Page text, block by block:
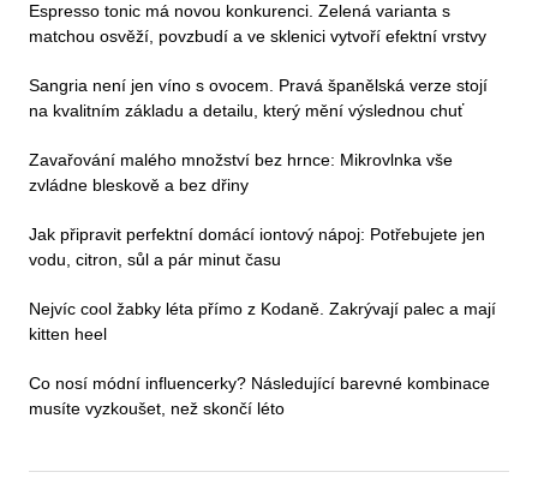
Espresso tonic má novou konkurenci. Zelená varianta s
matchou osvěží, povzbudí a ve sklenici vytvoří efektní vrstvy
Sangria není jen víno s ovocem. Pravá španělská verze stojí
na kvalitním základu a detailu, který mění výslednou chuť
Zavařování malého množství bez hrnce: Mikrovlnka vše
zvládne bleskově a bez dřiny
Jak připravit perfektní domácí iontový nápoj: Potřebujete jen
vodu, citron, sůl a pár minut času
Nejvíc cool žabky léta přímo z Kodaně. Zakrývají palec a mají
kitten heel
Co nosí módní influencerky? Následující barevné kombinace
musíte vyzkoušet, než skončí léto